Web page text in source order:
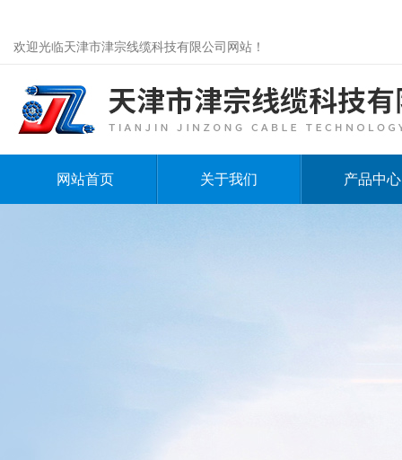
欢迎光临天津市津宗线缆科技有限公司网站！
网站首页 关于我们 产品中心